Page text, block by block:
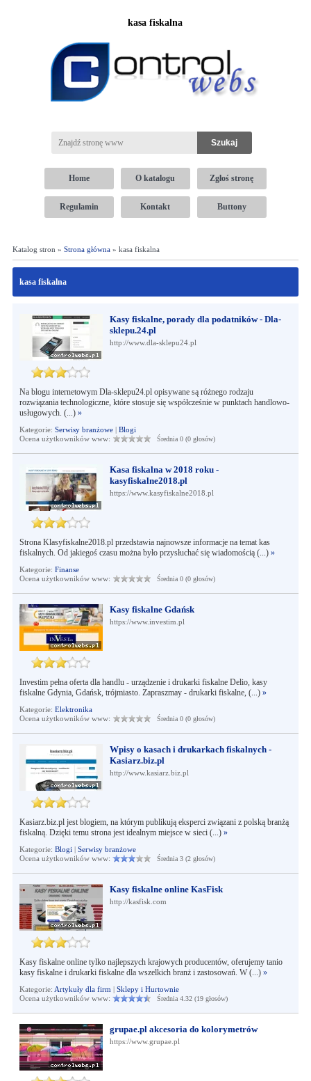
kasa fiskalna
Home O katalogu Zgłoś stronę
Regulamin Kontakt Buttony
Katalog stron » Strona główna» kasa fiskalna
kasa fiskalna
Kasy fiskalne, porady dla podatników - Dla-
sklepu.24.pl
http://www.dla-sklepu24.pl
Na blogu internetowym Dla-sklepu24.pl opisywane są różnego rodzaju
rozwiązania technologiczne, które stosuje się współcześnie w punktach handlowo-
usługowych. (...) »
Kategorie: Serwisy branżowe| Blogi
Ocena użytkowników www:
Średnia 0 (0 głosów)
Kasa fiskalna w 2018 roku -
kasyfiskalne2018.pl
https://www.kasyfiskalne2018.pl
Strona Klasyfiskalne2018.pl przedstawia najnowsze informacje na temat kas
fiskalnych. Od jakiegoś czasu można było przysłuchać się wiadomością (...) »
Kategorie: Finanse
Ocena użytkowników www:
Średnia 0 (0 głosów)
Kasy fiskalne Gdańsk
https://www.investim.pl
Investim pełna oferta dla handlu - urządzenie i drukarki fiskalne Delio, kasy
fiskalne Gdynia, Gdańsk, trójmiasto. Zapraszmay - drukarki fiskalne, (...) »
Kategorie: Elektronika
Ocena użytkowników www:
Średnia 0 (0 głosów)
Wpisy o kasach i drukarkach fiskalnych -
Kasiarz.biz.pl
http://www.kasiarz.biz.pl
Kasiarz.biz.pl jest blogiem, na którym publikują eksperci związani z polską branżą
fiskalną. Dzięki temu strona jest idealnym miejsce w sieci (...) »
Kategorie: Blogi | Serwisy branżowe
Ocena użytkowników www:
Średnia 3 (2 głosów)
Kasy fiskalne online KasFisk
http://kasfisk.com
Kasy fiskalne online tylko najlepszych krajowych producentów, oferujemy tanio
kasy fiskalne i drukarki fiskalne dla wszelkich branż i zastosowań. W (...) »
Kategorie: Artykuły dla firm | Sklepy i Hurtownie
Ocena użytkowników www:
Średnia 4.32 (19 głosów)
grupae.pl akcesoria do kolorymetrów
https://www.grupae.pl